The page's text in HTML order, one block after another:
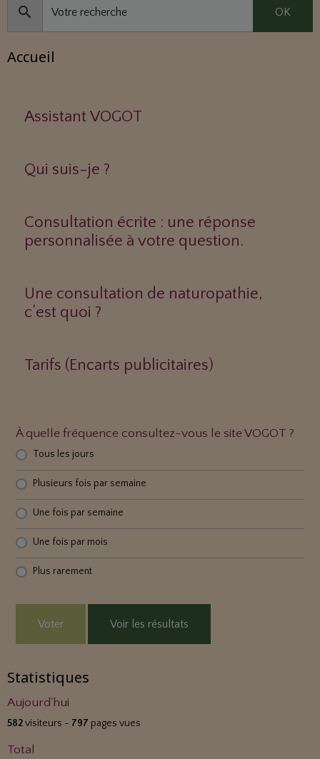
OK
Accueil
Assistant VOGOT
Qui suis-je ?
Consultation écrite : une réponse
personnalisée à votre question.
Une consultation de naturopathie,
c’est quoi ?
Tarifs (Encarts publicitaires)
À quelle fréquence consultez-vous le site VOGOT ?
Tous les jours
Plusieurs fois par semaine
Une fois par semaine
Une fois par mois
Plus rarement
Voter Voir les résultats
Statistiques
Aujourd'hui
582visiteurs - 797 pages vues
Total